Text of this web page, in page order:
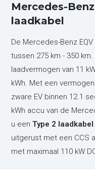
Mercedes-
laadkabel
De Mercedes-Benz
tussen 275 km - 350
laadvermogen van 11
kWh. Met een
zware EV binnen 12.1
kWh accu van de
u eenType 2 laadkabel
uitgerust met een CCS
met maximaal 110 kW